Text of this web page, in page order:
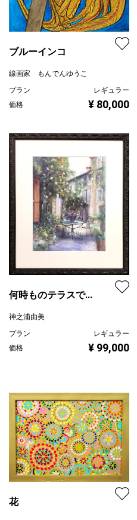
ブルーインコ
線画家 もんでんゆうこ
プラン
レギュラー
価格
¥ 80,000
何時ものテラスで...
神之浦由美
プラン
レギュラー
価格
¥ 99,000
花